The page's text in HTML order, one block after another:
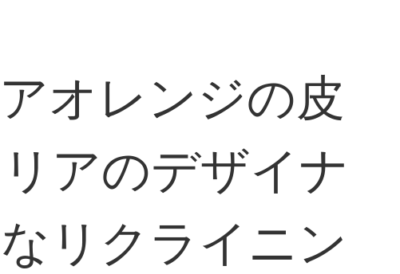
オレンジの皮
アのデザイナ
リクライニン